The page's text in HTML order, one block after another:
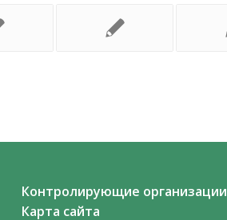
Контролирующие организации
Карта сайта